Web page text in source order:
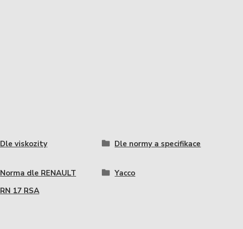
Dle viskozity Dle normy a specifikace
Norma dle RENAULT
Yacco
RN 17 RSA